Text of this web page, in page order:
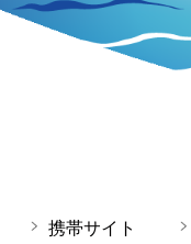
携帯サイト